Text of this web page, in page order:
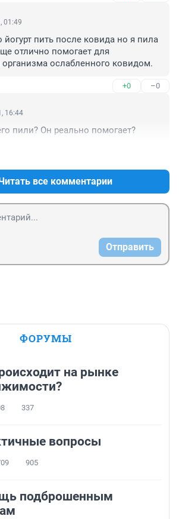
и защита, на
По сути одним средством три
01:49
пить после ковида но я пила
отлично помогает для
ослабленного ковидом.
+0 –0
16:44
пили? Он реально помогает?
все комментарии
Отправить
ФОРУМЫ
на рынке
337
вопросы
905
подброшенным